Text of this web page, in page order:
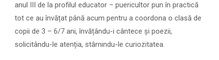
anul III de la profilul educator – puericultor pun în practică
tot ce au învățat până acum pentru a coordona o clasă de
copii de 3 – 6/7 ani, învățându-i cântece și poezii,
solicitându-le atenția, stârnindu-le curiozitatea.